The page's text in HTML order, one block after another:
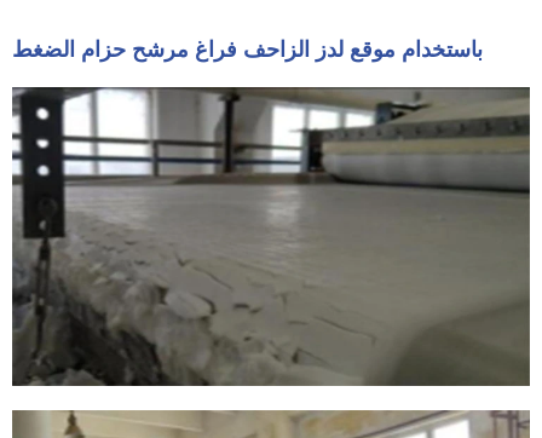
باستخدام موقع لدز الزاحف فراغ مرشح حزام الضغط